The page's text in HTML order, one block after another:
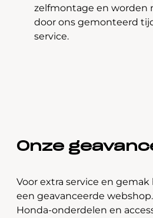
zelfmontage en worden
door ons gemonteerd
service.
Onze
Voor extra service en
een geavanceerde
Honda-onderdelen en